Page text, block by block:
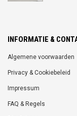
INFORMATIE &
Algemene voorwaarden
Privacy & Cookiebeleid
Impressum
FAQ & Regels